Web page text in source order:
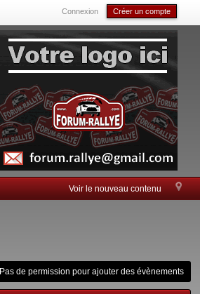
Connexion Créer un compte
Voir le nouveau contenu
Pas de permission pour ajouter des évènements